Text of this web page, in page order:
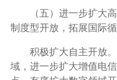
（五）进一步扩大
制度型开放，拓展国际
积极扩大自主开放
域，进一步扩大增值电